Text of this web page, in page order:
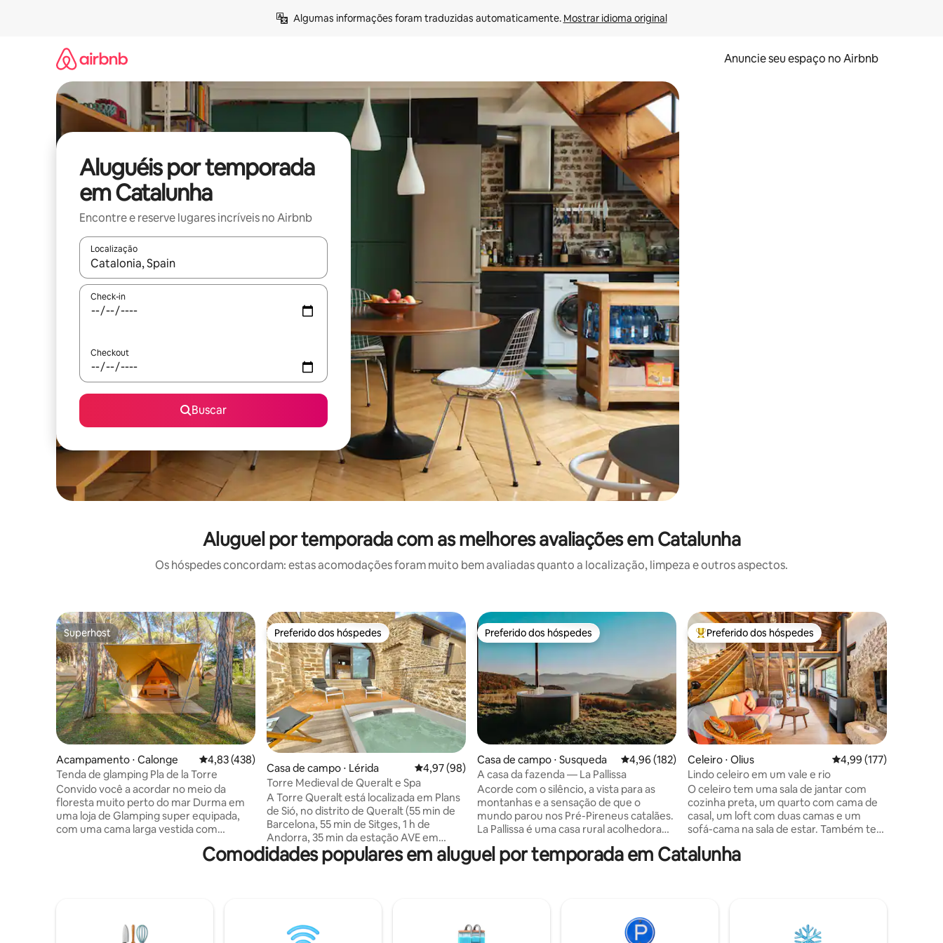
Algumas informações foram traduzidas automaticamente. Mostrar idioma original
Anuncie seu espaço no Airbnb
Aluguéis por temporada
em Catalunha
Encontre e reserve lugares incríveis no Airbnb
Localização
Quando os resultados estiverem disponíveis, explore-os usando as seta para cima e para baixo do teclado ou tocando e deslizando o dedo na tela.
Check-in
Checkout
Buscar
Aluguel por temporada com as melhores avaliações em Catalunha
Os hóspedes concordam: estas acomodações foram muito bem avaliadas quanto a localização, limpeza e outros aspectos.
Superhost
Superhost
Acampamento ⋅ Calonge 4,83 de uma avaliação média de 5, 438 avaliações
4,83 (438)
Tenda de glamping Pla de la Torre
Convido você a acordar no meio da
floresta muito perto do mar Durma em
uma loja de Glamping super equipada,
com uma cama larga vestida com
mosquiteiras fixas, geladeira, tomadas e
estamos localizados. Venha sozinho, com
seu parceiro, família ou amigos. Por uma
Preferido dos hóspedes
Preferido dos hóspedes
Casa de campo ⋅ Lérida 4,97 de uma avaliação média de 5, 98 avaliações
4,97 (98)
Torre Medieval de Queralt e Spa
A Torre Queralt está localizada em Plans
de Sió, no distrito de Queralt (55 min de
Barcelona, 55 min de Sitges, 1 h de
Andorra, 35 min da estação AVE em
Lleida). Esta torre do século XVI
totalmente restaurada acomoda até 6
Era, trincheiras para visitar, uma cozinha
Preferido dos hóspedes
Preferido dos hóspedes
Casa de campo ⋅ Susqueda 4,96 de uma avaliação média de 5, 182 avaliações
4,96 (182)
A casa da fazenda — La Pallissa
Acorde com o silêncio, a vista para as
montanhas e a sensação de que o
mundo parou nos Pré-Pireneus catalães.
La Pallissa é uma casa rural acolhedora
para quem quer se desligar do barulho e
se reconectar com o que realmente
natureza, o ar puro e o pôr do sol
inesquecível perto de Rupit, Salt de
Entre os melhores preferidos dos hóspedes
Preferido dos hóspedes
Celeiro ⋅ Olius 4,99 de uma avaliação
4,99 (177)
Lindo celeiro em um vale e rio
O celeiro tem uma sala de jantar com
cozinha preta, um quarto com cama de
casal, um loft com duas camas e um
sofá-cama na sala de estar. Também tem
admirar a natureza enquanto toma
modernista e um povoado íberico a 5
minutos. Espetacular! A 5 minutos de um
Comodidades populares em aluguel por temporada em Catalunha